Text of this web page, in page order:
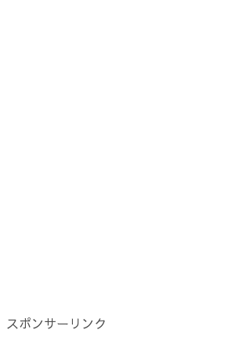
スポンサーリンク